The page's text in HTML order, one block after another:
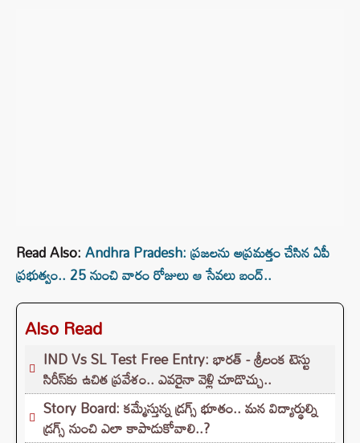
Read Also:Andhra Pradesh: ప్రజలను అప్రమత్తం చేసిన ఏపీ
ప్రభుత్వం.. 25 నుంచి వారం రోజులు ఆ సేవలు బంద్‌..
Also Read
IND Vs SL Test Free Entry: భారత్ - శ్రీలంక టెస్టు
సిరీస్‌కు ఉచిత ప్రవేశం.. ఎవరైనా వెళ్లి చూడొచ్చు..
Story Board: కమ్మేస్తున్న డ్రగ్స్ భూతం.. మన విద్యార్థుల్ని
డ్రగ్స్ నుంచి ఎలా కాపాడుకోవాలి..?